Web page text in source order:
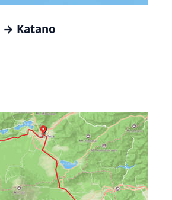
→ Katano